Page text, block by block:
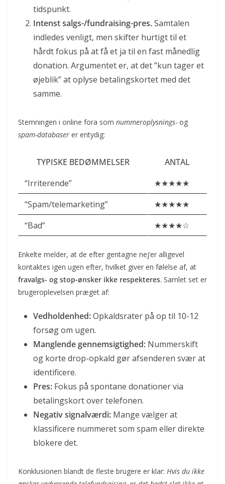
tidspunkt.
Intenst salgs-/fundraising-pres.Samtalen
indledes venligt, men skifter hurtigt til et
hårdt fokus på at få et ja til en fast månedlig
donation. Argumentet er, at det ”kun tager et
øjeblik” at oplyse betalingskortet med det
samme.
Stemningen i online fora som nummeroplysnings- og
spam-databaser er entydig:
TYPISKE BEDØMMELSER
ANTAL
“Irriterende”
★★★★★
“Spam/telemarketing”
★★★★★
“Bad”
★★★★☆
Enkelte melder, at de efter gentagne nej’er alligevel
kontaktes igen ugen efter, hvilket giver en følelse af, at
fravalgs- og stop-ønsker ikke respekteres. Samlet set er
brugeroplevelsen præget af:
Vedholdenhed:Opkaldsrater på op til 10-12
forsøg om ugen.
Manglende gennemsigtighed: Nummerskift
og korte drop-opkald gør afsenderen svær at
identificere.
Pres: Fokus på spontane donationer via
betalingskort over telefonen.
Negativ signalværdi: Mange vælger at
klassificere nummeret som spam eller direkte
blokere det.
Konklusionen blandt de fleste brugere er klar: Hvis du ikke